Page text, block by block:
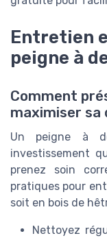
Entretien
peigne à
Comment
maximiser sa
Un peigne à
investissement
prenez soin
pratiques pour
soit en bois de
Nettoyez